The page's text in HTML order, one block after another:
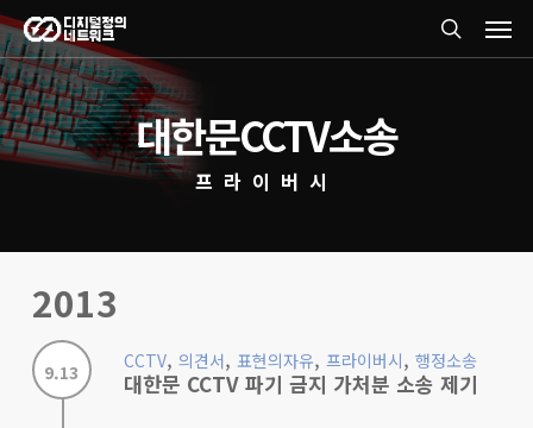
Skip
to
main
content
search
대한문CCTV소송
프라이버시
2013
9.13 CCTV, 의견서, 표현의자유, 프라이버시, 행정소송
대한문 CCTV 파기 금지 가처분 소송 제기